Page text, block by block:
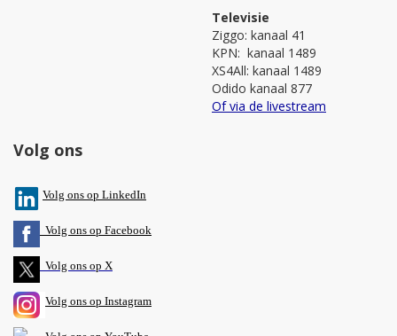
Televisie
Ziggo: kanaal 41
KPN: kanaal 1489
XS4All: kanaal 1489
Odido kanaal 877
Of via de livestream
Volg ons
Volg ons op LinkedIn
Volg ons op Facebook
Volg ons op X
Volg ons op Instagram